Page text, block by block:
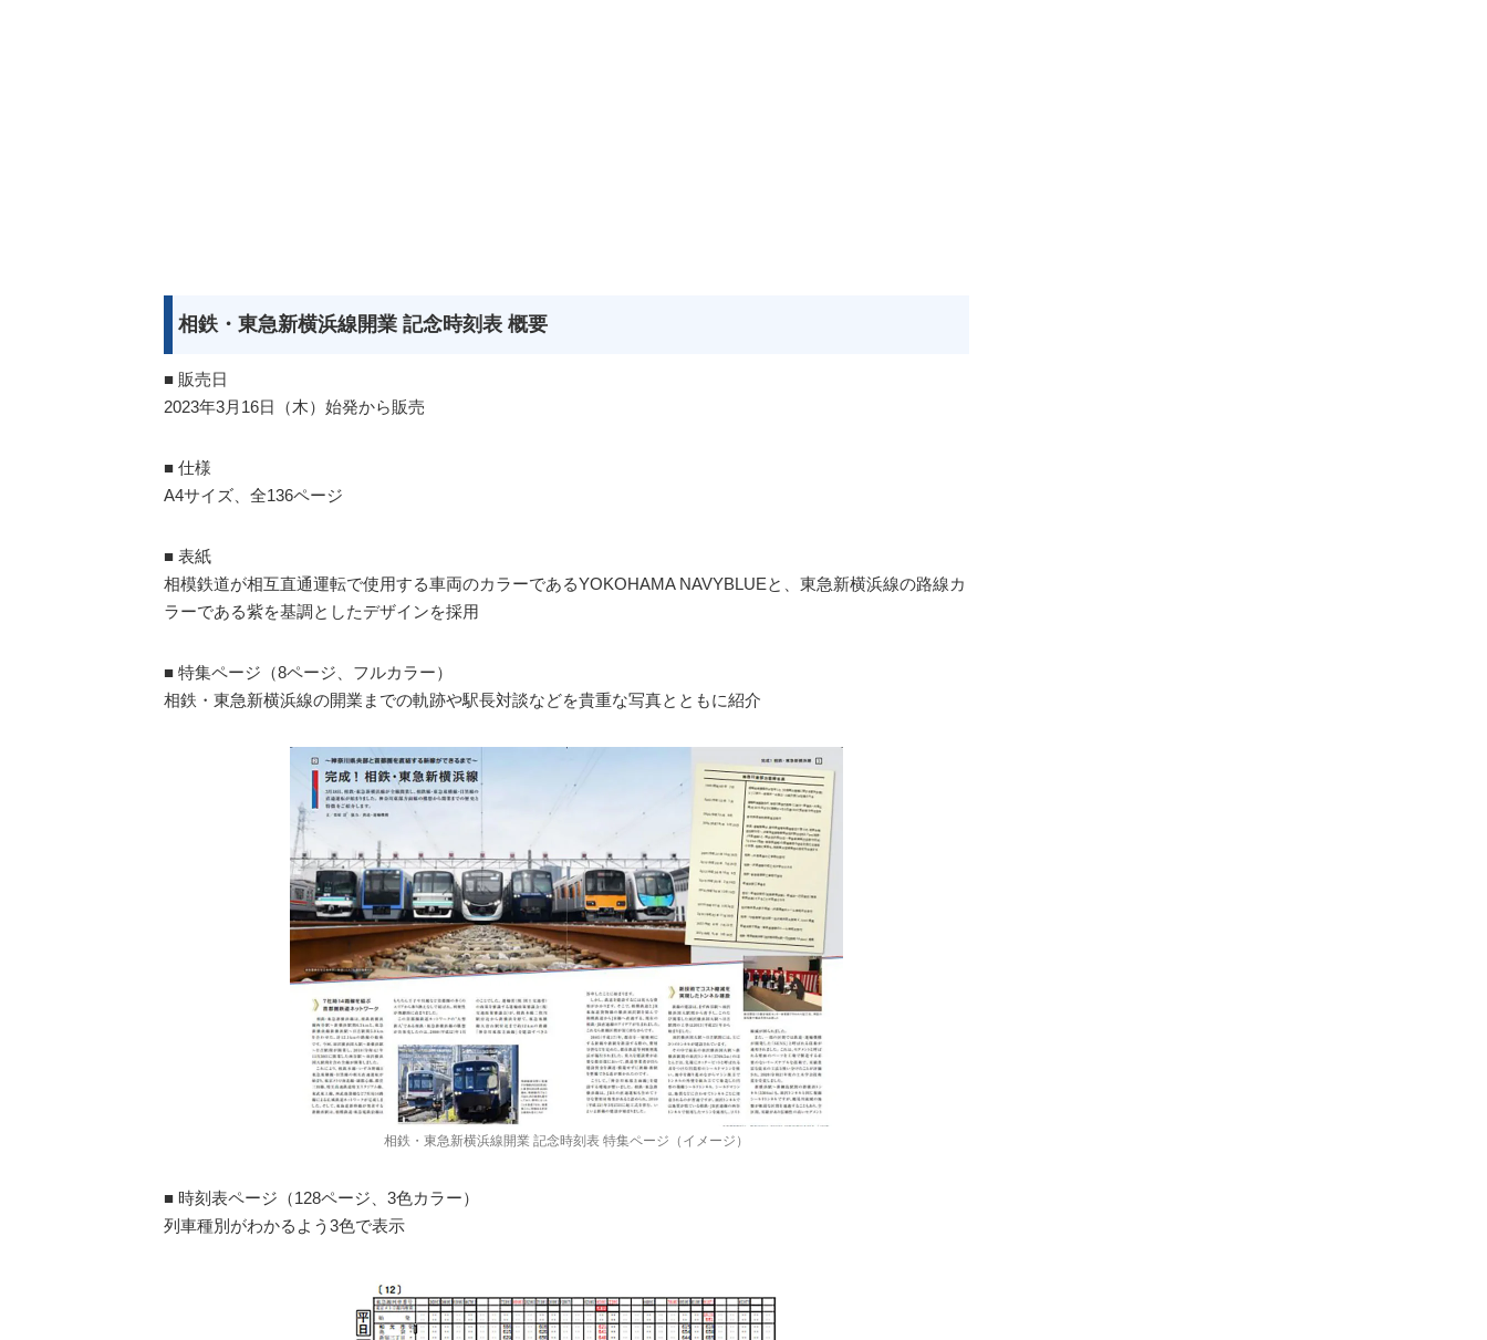
相鉄・東急新横浜線開業 記念時刻表 概要
■ 販売日
2023年3月16日（木）始発から販売
■ 仕様
A4サイズ、全136ページ
■ 表紙
相模鉄道が相互直通運転で使用する車両のカラーであるYOKOHAMA NAVYBLUEと、東急新横浜線の路線カ
ラーである紫を基調としたデザインを採用
■ 特集ページ（8ページ、フルカラー）
相鉄・東急新横浜線の開業までの軌跡や駅長対談などを貴重な写真とともに紹介
相鉄・東急新横浜線開業 記念時刻表 特集ページ（イメージ）
■ 時刻表ページ（128ページ、3色カラー）
列車種別がわかるよう3色で表示